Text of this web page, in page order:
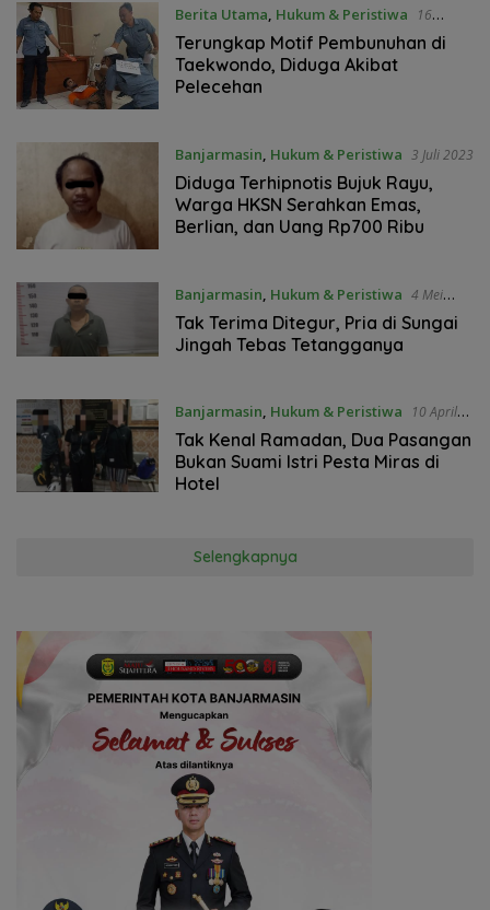
Berita Utama, Hukum & Peristiwa
16
Agustus 2023
Terungkap Motif Pembunuhan di
Taekwondo, Diduga Akibat
Pelecehan
Banjarmasin, Hukum & Peristiwa 3 Juli 2023
Diduga Terhipnotis Bujuk Rayu,
Warga HKSN Serahkan Emas,
Berlian, dan Uang Rp700 Ribu
Banjarmasin, Hukum & Peristiwa 4 Mei
2023
Tak Terima Ditegur, Pria di Sungai
Jingah Tebas Tetangganya
Banjarmasin, Hukum & Peristiwa
10 April
2023
Tak Kenal Ramadan, Dua Pasangan
Bukan Suami Istri Pesta Miras di
Hotel
Selengkapnya